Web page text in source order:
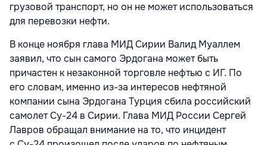
грузовой транспорт, но он не может использоваться
для перевозки нефти.
В конце ноября глава МИД Сирии Валид Муаллем
заявил, что сын самого Эрдогана может быть
причастен к незаконной торговле нефтью с ИГ. По
его словам, именно из-за интересов нефтяной
компании сына Эрдогана Турция сбила российский
самолет Су-24 в Сирии. Глава МИД России Сергей
Лавров обращал внимание на то, что инцидент